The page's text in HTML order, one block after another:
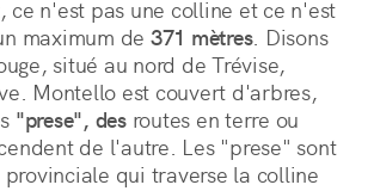
n'est pas une colline et ce n'est
maximum de 371 mètres. Disons
situé au nord de Trévise,
Montello est couvert d'arbres,
"prese", des routes en terre ou
de l'autre. Les "prese" sont
provinciale qui traverse la colline